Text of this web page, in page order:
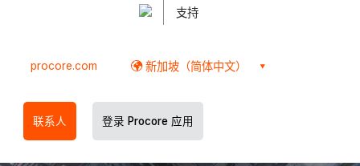
支持
procore.com 新加坡（简体中文）
联系人 登录 Procore 应用